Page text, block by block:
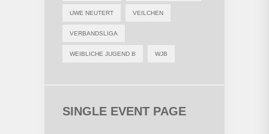
UWE NEUTERT VEILCHEN
VERBANDSLIGA
WEIBLICHE JUGEND B WJB
SINGLE EVENT PAGE